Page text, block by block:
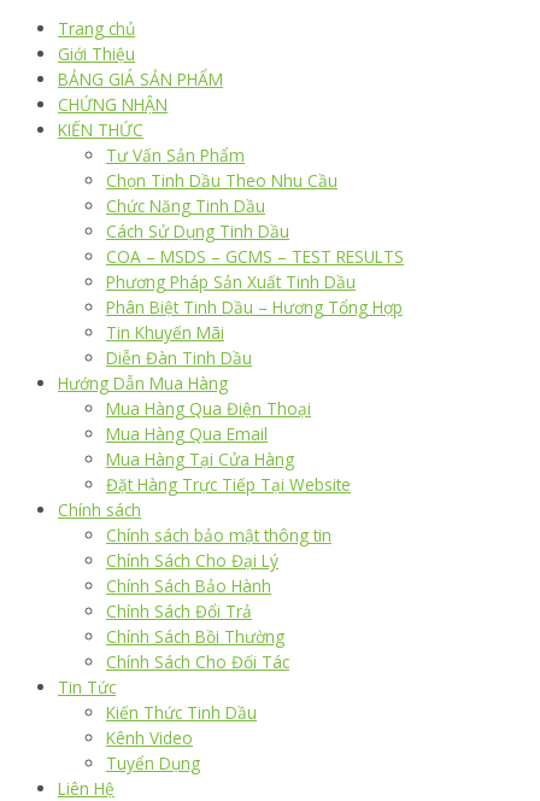
Trang chủ
Giới Thiệu
BẢNG GIÁ SẢN PHẨM
CHỨNG NHẬN
KIẾN THỨC
Tư Vấn Sản Phẩm
Chọn Tinh Dầu Theo Nhu Cầu
Chức Năng Tinh Dầu
Cách Sử Dụng Tinh Dầu
COA – MSDS – GCMS – TEST RESULTS
Phương Pháp Sản Xuất Tinh Dầu
Phân Biệt Tinh Dầu – Hương Tổng Hợp
Tin Khuyến Mãi
Diễn Đàn Tinh Dầu
Hướng Dẫn Mua Hàng
Mua Hàng Qua Điện Thoại
Mua Hàng Qua Email
Mua Hàng Tại Cửa Hàng
Đặt Hàng Trực Tiếp Tại Website
Chính sách
Chính sách bảo mật thông tin
Chính Sách Cho Đại Lý
Chính Sách Bảo Hành
Chính Sách Đổi Trả
Chính Sách Bồi Thường
Chính Sách Cho Đối Tác
Tin Tức
Kiến Thức Tinh Dầu
Kênh Video
Tuyển Dụng
Liên Hệ